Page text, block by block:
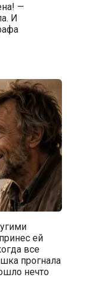
—
И
ей
все
прогнала
нечто